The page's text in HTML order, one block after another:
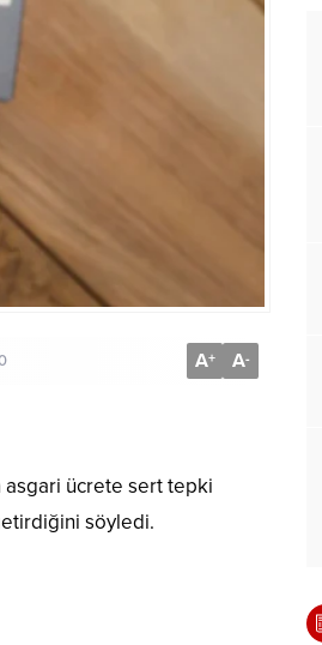
A+ A-
asgari ücrete sert tepki
söyledi.